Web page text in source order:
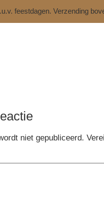
feestdagen. Verzending
niet gepubliceerd.